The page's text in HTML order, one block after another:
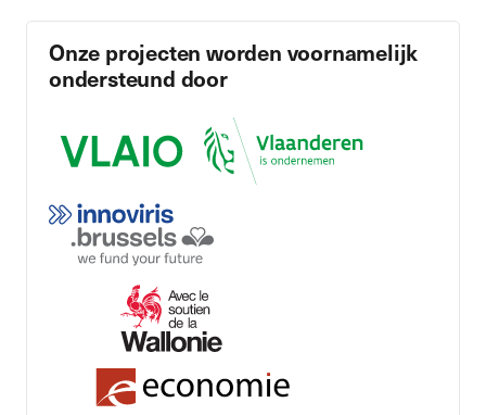
Onze projecten worden voornamelijk
ondersteund door